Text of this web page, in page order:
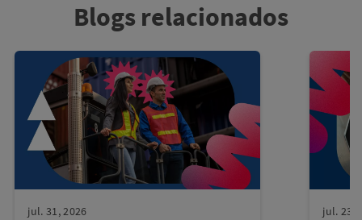
Blogs relacionados
jul. 31, 2026 jul. 23,